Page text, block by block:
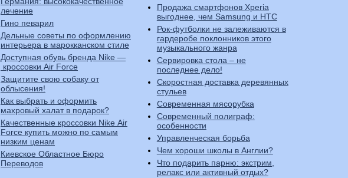
лечение
Гино певарил
Дельные советы по оформлению
интерьера в марокканском стиле
Доступная обувь бренда Nike —
кроссовки Air Force
Защитите свою собаку от
облысения!
Как выбрать и оформить
махровый халат в подарок?
Качественные кроссовки Nike Air
Force купить можно по самым
низким ценам
Киевское Областное Бюро
Переводов
Продажа смартфонов Xperia
выгоднее, чем Samsung и HTC
Рок-футболки не залеживаются в
гардеробе поклонников этого
музыкального жанра
Сервировка стола – не
последнее дело!
Скоростная доставка деревянных
стульев
Современная мясорубка
Современный полиграф:
особенности
Управленческая борьба
Чем хороши школы в Англии?
Что подарить парню: экстрим,
релакс или активный отдых?